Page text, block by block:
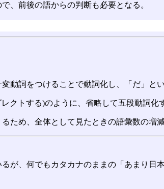
、前後の語からの判断も必要となる。
動詞をつけることで動詞化し、「だ」と
トする)のように、省略して五段動詞化
ため、全体として見たときの語彙数の増
が、何でもカタカナのままの「あまり